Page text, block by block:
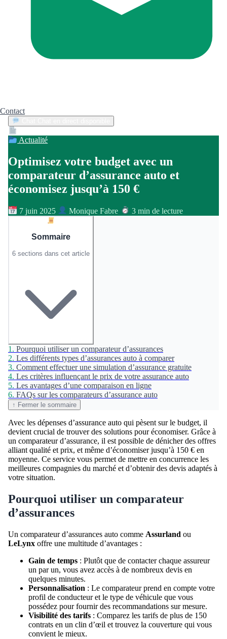
Contact
Actualité
Optimisez votre budget avec un
comparateur d’assurance auto et
économisez jusqu’à 150 €
7 juin 2025 Monique Fabre 3 min de lecture
Sommaire
6 sections dans cet article
1. Pourquoi utiliser un comparateur d’assurances
2. Les différents types d’assurances auto à comparer
3. Comment effectuer une simulation d’assurance gratuite
4. Les critères influençant le prix de votre assurance auto
5. Les avantages d’une comparaison en ligne
6. FAQs sur les comparateurs d’assurance auto
↑ Fermer le sommaire
Avec les dépenses d’assurance auto qui pèsent sur le budget, il
devient crucial de trouver des solutions pour économiser. Grâce à
un comparateur d’assurance, il est possible de dénicher des offres
alliant qualité et prix, et même d’économiser jusqu’à 150 € en
moyenne. Ce service vous permet de mettre en concurrence les
meilleures compagnies du marché et d’obtenir des devis adaptés à
votre situation.
Pourquoi utiliser un comparateur
d’assurances
Un comparateur d’assurances auto comme Assurland ou
LeLynx offre une multitude d’avantages :
Gain de temps : Plutôt que de contacter chaque assureur
un par un, vous avez accès à de nombreux devis en
quelques minutes.
Personnalisation : Le comparateur prend en compte votre
profil de conducteur et le type de véhicule que vous
possédez pour fournir des recommandations sur mesure.
Visibilité des tarifs : Comparez les tarifs de plus de 150
contrats en un clin d’œil et trouvez la couverture qui vous
convient le mieux.